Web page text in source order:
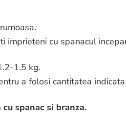
imprieteni cu spanacul
1.5 kg.
a folosi cantitatea
spanac si branza.